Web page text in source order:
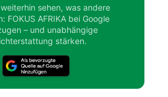
sehen, was andere
FOKUS AFRIKA bei Google
– und unabhängige
stärken.